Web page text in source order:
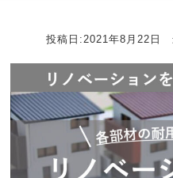
投稿日:2021年8月22日